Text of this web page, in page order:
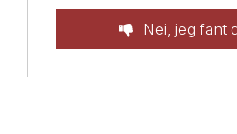
Nei, jeg fant